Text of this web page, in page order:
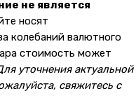
не является
носят
колебаний валютного
стоимость может
уточнения актуальной
свяжитесь с